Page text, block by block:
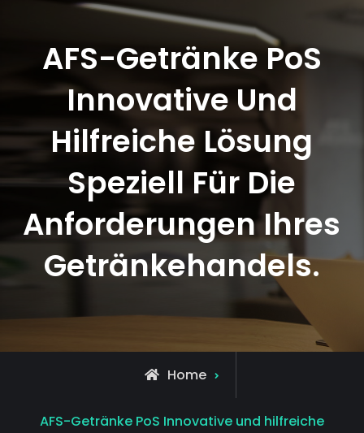
AFS-Getränke PoS
Innovative Und
Hilfreiche Lösung
Speziell Für Die
Anforderungen Ihres
Getränkehandels.
Home
AFS-Getränke PoS Innovative und hilfreiche